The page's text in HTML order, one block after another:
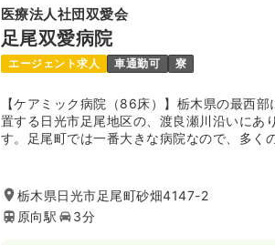
医療法人社団双愛会
足尾双愛病院
エージェント求人 車通勤可 寮
【ケアミック病院（86床）】栃木県の最西部
置する日光市足尾地区の、渡良瀬川沿いにあ
す。足尾町では一番大きな病院なので、多く
栃木県日光市足尾町砂畑4147-2
原向駅
3分